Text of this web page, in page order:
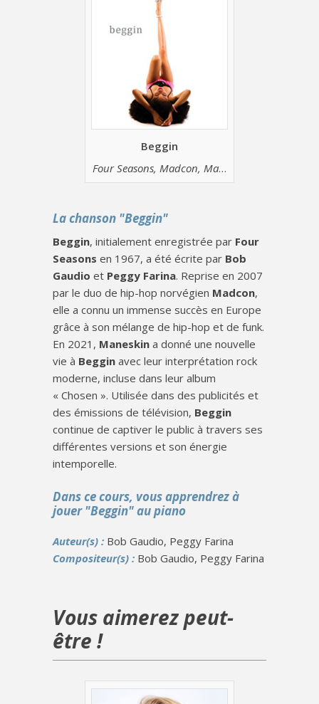
Beggin
Four Seasons, Madcon, Maneskin
La chanson "Beggin"
Beggin, initialement enregistrée par Four
Seasons en 1967, a été écrite par Bob
Gaudio et Peggy Farina. Reprise en 2007
par le duo de hip-hop norvégien Madcon,
elle a connu un immense succès en Europe
grâce à son mélange de hip-hop et de funk.
En 2021, Maneskin a donné une nouvelle
vie à Beggin avec leur interprétation rock
moderne, incluse dans leur album
« Chosen ». Utilisée dans des publicités et
des émissions de télévision, Beggin
continue de captiver le public à travers ses
différentes versions et son énergie
intemporelle.
Dans ce cours, vous apprendrez à
jouer "Beggin" au piano
Auteur(s) : Bob Gaudio, Peggy Farina
Compositeur(s) : Bob Gaudio, Peggy Farina
Vous aimerez peut-
être !